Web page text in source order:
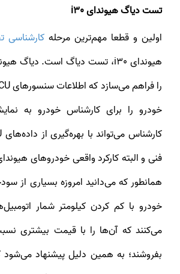
تست دیاگ هیوندای i30
اولین و قطعا مهم‌ترین مرحله
خودرو را برای کارشناس خودرو به
همانطور که می‌دانید امروزه بسیاری از
خودرو با کم کردن کیلومتر شمار
می‌کنند که آن‌ها را با قیمت بیشتری
بفروشند؛ به همین دلیل پیشنهاد